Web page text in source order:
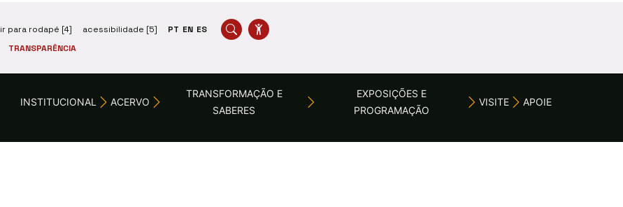
ir para rodapé [4] acessibilidade [5] PT EN ES
TRANSPARÊNCIA
INSTITUCIONAL ACERVO
TRANSFORMAÇÃO E
SABERES
EXPOSIÇÕES E
PROGRAMAÇÃO
VISITE APOIE